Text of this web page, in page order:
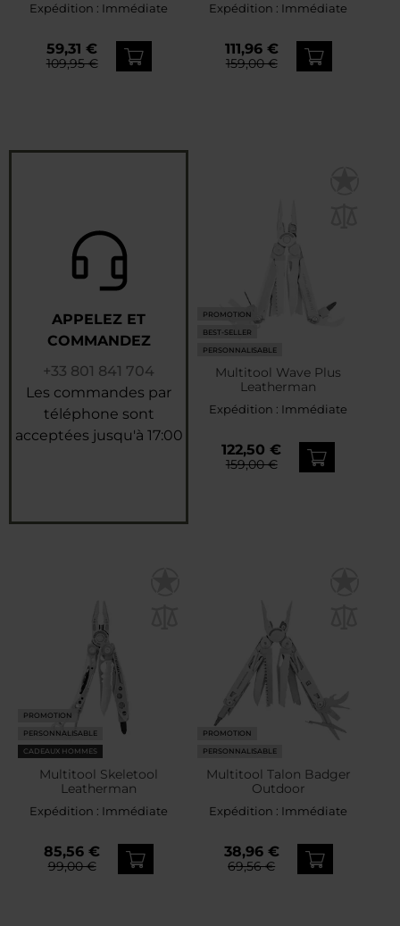
Expédition : Immédiate
59,31 €
109,95 €
Expédition : Immédiate
111,96 €
159,00 €
APPELEZ ET
COMMANDEZ
+33 801 841 704
Les commandes par
téléphone sont
acceptées jusqu'à 17:00
PROMOTION
BEST-SELLER
PERSONNALISABLE
Multitool Wave Plus
Leatherman
Expédition : Immédiate
122,50 €
159,00 €
PROMOTION
PERSONNALISABLE
CADEAUX HOMMES
Multitool Skeletool
Leatherman
Expédition : Immédiate
85,56 €
99,00 €
PROMOTION
PERSONNALISABLE
Multitool Talon Badger
Outdoor
Expédition : Immédiate
38,96 €
69,56 €